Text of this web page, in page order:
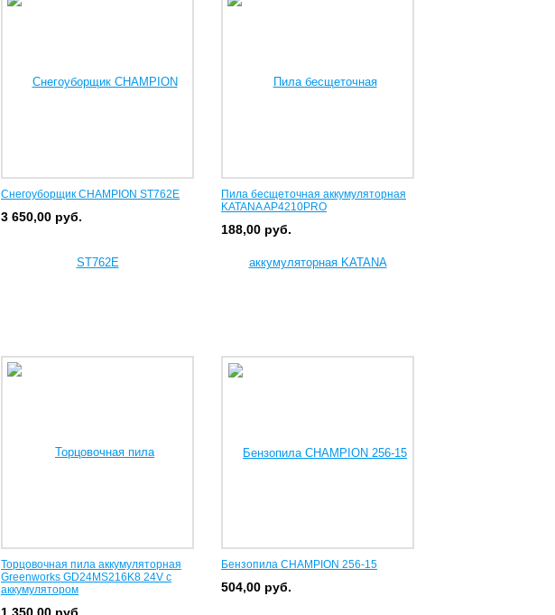
Снегоуборщик CHAMPION ST762E
3 650,00 руб.
Пила бесщеточная аккумуляторная
KATANA AP4210PRO
188,00 руб.
Торцовочная пила аккумуляторная
Greenworks GD24MS216K8 24V с
аккумулятором
Бензопила CHAMPION 256-15
504,00 руб.